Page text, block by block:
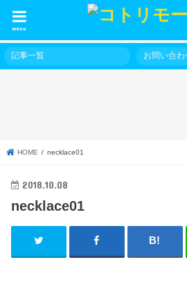
menu
記事一覧 お問い合わ
HOME necklace01
2018.10.08
necklace01